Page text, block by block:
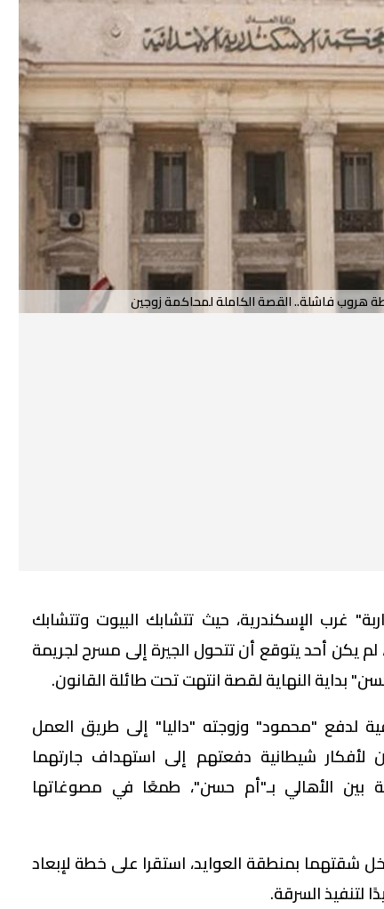
هروب فاشلة.. القصة الكاملة لمحاكمة زوجين
غرب الإسكندرية، حيث تتشابك البيوت وتتشابك
لم يكن أحد يتوقع أن تتحول الجيرة إلى مسرح لجريمة
بداية النهاية لقصة انتهت تحت طائلة القانون.
لدفع "محمود" وزوجته "داليا" إلى طريق العمل
لأفكار شيطانية دفعتهم إلى استهداف جارتهما
بين الأهالي بـ"أم حسن"، طمعًا في مصوغاتها
شقتهما بمنطقة العوايد، استقرا على خطة لإبعاد
لتنفيذ السرقة.